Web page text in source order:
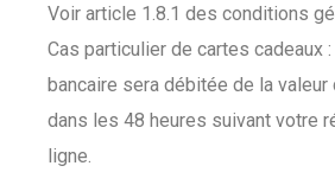
Voir article 1.8.1 des conditions
Cas particulier de cartes cadeaux
bancaire sera débitée de la valeur
dans les 48 heures suivant votre
ligne.